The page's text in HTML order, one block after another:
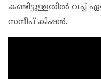
കണ്ടിട്ടുള്ളതില്‍ വച്ച്
സന്ദീപ് കിഷന്‍.